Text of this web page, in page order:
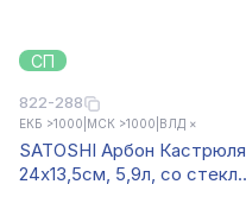
СП
822-288
ЕКБ >1000 МСК >1000 ВЛД ×
SATOSHI Арбон Кастрюля
24х13,5см, 5,9л, со стекл.